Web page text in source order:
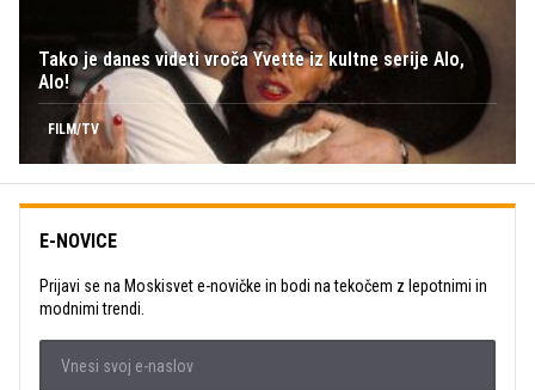
Tako je danes videti vroča Yvette iz kultne serije Alo,
Alo!
FILM/TV
E-NOVICE
Prijavi se na Moskisvet e-novičke in bodi na tekočem z lepotnimi in
modnimi trendi.